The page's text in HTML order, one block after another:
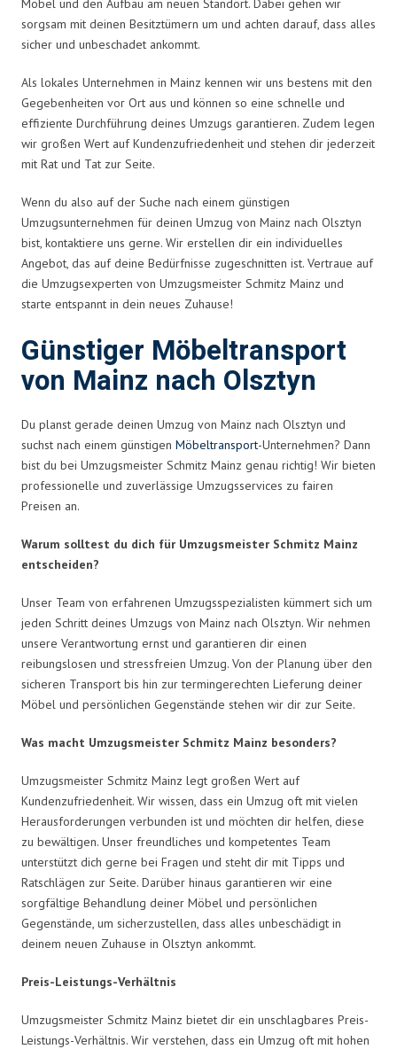
Möbel und den Aufbau am neuen Standort. Dabei gehen wir
sorgsam mit deinen Besitztümern um und achten darauf, dass alles
sicher und unbeschadet ankommt.
Als lokales Unternehmen in Mainz kennen wir uns bestens mit den
Gegebenheiten vor Ort aus und können so eine schnelle und
effiziente Durchführung deines Umzugs garantieren. Zudem legen
wir großen Wert auf Kundenzufriedenheit und stehen dir jederzeit
mit Rat und Tat zur Seite.
Wenn du also auf der Suche nach einem günstigen
Umzugsunternehmen für deinen Umzug von Mainz nach Olsztyn
bist, kontaktiere uns gerne. Wir erstellen dir ein individuelles
Angebot, das auf deine Bedürfnisse zugeschnitten ist. Vertraue auf
die Umzugsexperten von Umzugsmeister Schmitz Mainz und
starte entspannt in dein neues Zuhause!
Günstiger Möbeltransport
von Mainz nach Olsztyn
Du planst gerade deinen Umzug von Mainz nach Olsztyn und
suchst nach einem günstigen Möbeltransport-Unternehmen? Dann
bist du bei Umzugsmeister Schmitz Mainz genau richtig! Wir bieten
professionelle und zuverlässige Umzugsservices zu fairen
Preisen an.
Warum solltest du dich für Umzugsmeister Schmitz Mainz
entscheiden?
Unser Team von erfahrenen Umzugsspezialisten kümmert sich um
jeden Schritt deines Umzugs von Mainz nach Olsztyn. Wir nehmen
unsere Verantwortung ernst und garantieren dir einen
reibungslosen und stressfreien Umzug. Von der Planung über den
sicheren Transport bis hin zur termingerechten Lieferung deiner
Möbel und persönlichen Gegenstände stehen wir dir zur Seite.
Was macht Umzugsmeister Schmitz Mainz besonders?
Umzugsmeister Schmitz Mainz legt großen Wert auf
Kundenzufriedenheit. Wir wissen, dass ein Umzug oft mit vielen
Herausforderungen verbunden ist und möchten dir helfen, diese
zu bewältigen. Unser freundliches und kompetentes Team
unterstützt dich gerne bei Fragen und steht dir mit Tipps und
Ratschlägen zur Seite. Darüber hinaus garantieren wir eine
sorgfältige Behandlung deiner Möbel und persönlichen
Gegenstände, um sicherzustellen, dass alles unbeschädigt in
deinem neuen Zuhause in Olsztyn ankommt.
Preis-Leistungs-Verhältnis
Umzugsmeister Schmitz Mainz bietet dir ein unschlagbares Preis-
Leistungs-Verhältnis. Wir verstehen, dass ein Umzug oft mit hohen